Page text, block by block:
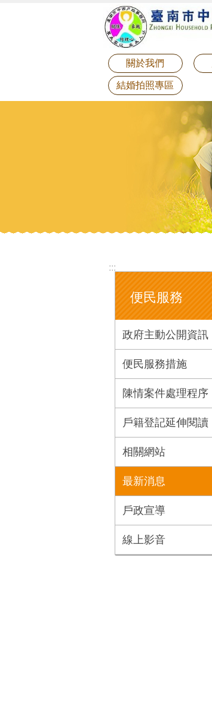
關於我們
結婚拍照專區
:::
便民服務
政府主動公開資訊
便民服務措施
陳情案件處理程序
戶籍登記延伸閱讀
相關網站
最新消息
戶政宣導
線上影音